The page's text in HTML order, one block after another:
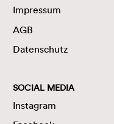
Impressum
AGB
Datenschutz
SOCIAL MEDIA
Instagram